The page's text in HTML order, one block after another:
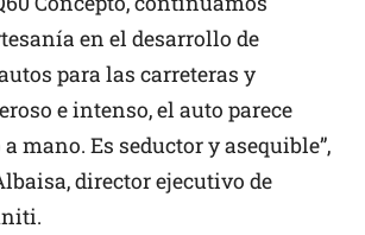
en el desarrollo de
para las carreteras y
e intenso, el auto parece
mano. Es seductor y asequible”,
director ejecutivo de